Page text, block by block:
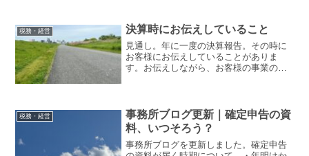
費税を納める義務がない事業者様（消費
税の免税事業者）は、受け...
税務・経営 決算時にお伝えしていること
見通し。年に一度の決算報告。その時に
お客様にお伝えしていることがありま
す。お伝えしながら、お客様の事業の見
との比較資料をお持ちします...
税務・経営
事務所ブログ更新｜確定申告の資
料、いつそろう？
事務所ブログを更新しました。確定申告